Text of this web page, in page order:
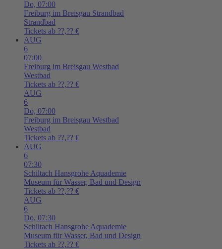
Do, 07:00
Freiburg im Breisgau Strandbad
Strandbad
Tickets ab ??,?? €
AUG
6
07:00
Freiburg im Breisgau Westbad
Westbad
Tickets ab ??,?? €
AUG
6
Do, 07:00
Freiburg im Breisgau Westbad
Westbad
Tickets ab ??,?? €
AUG
6
07:30
Schiltach Hansgrohe Aquademie
Museum für Wasser, Bad und Design
Tickets ab ??,?? €
AUG
6
Do, 07:30
Schiltach Hansgrohe Aquademie
Museum für Wasser, Bad und Design
Tickets ab ??,?? €